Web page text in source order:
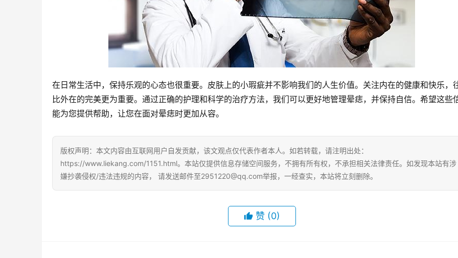
在日常生活中，保持乐观的心态也很重要。皮肤上的小瑕疵并不影响我们的人生价值。关注内在的健康和快乐，
比外在的完美更为重要。通过正确的护理和科学的治疗方法，我们可以更好地管理晕痣，并保持自信。希望这些
能为您提供帮助，让您在面对晕痣时更加从容。
版权声明：本文内容由互联网用户自发贡献，该文观点仅代表作者本人。如若转载，请注明出处：
https://www.liekang.com/1151.html。本站仅提供信息存储空间服务，不拥有所有权，不承担相关法律责任。如发现本站有涉
嫌抄袭侵权/违法违规的内容， 请发送邮件至2951220@qq.com举报，一经查实，本站将立刻删除。
赞 (0)